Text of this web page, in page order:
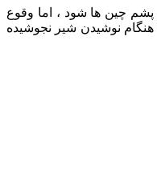
پشم چین ها شود ، اما وقوع
هنگام نوشیدن شیر نجوشیده